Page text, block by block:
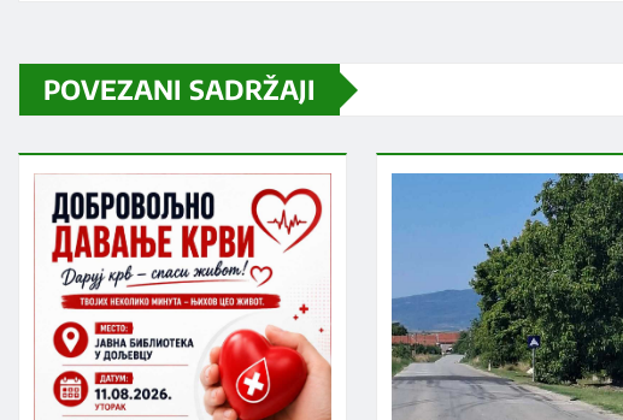
POVEZANI SADRŽAJI